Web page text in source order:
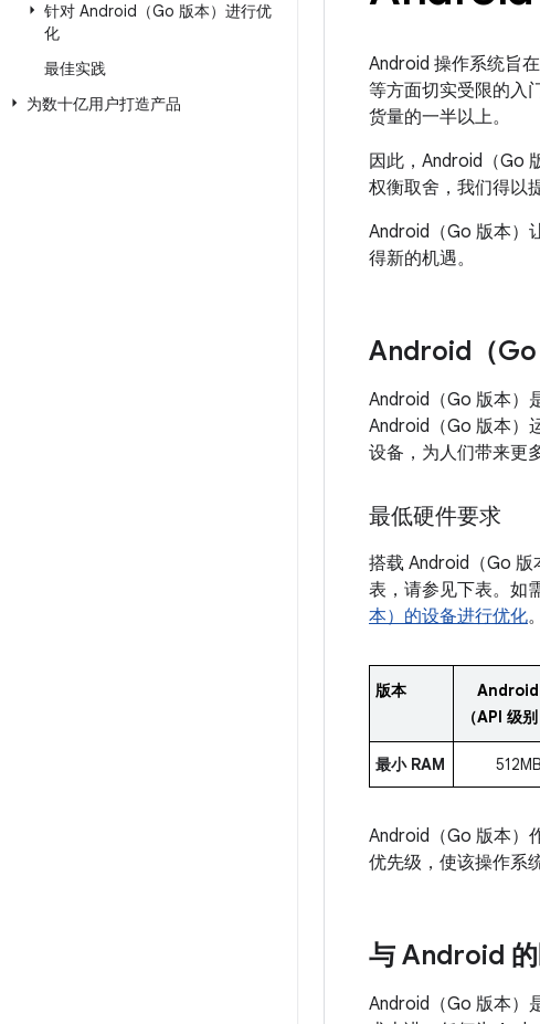
针对 Android（Go 版本）进行优
化
最佳实践
为数十亿用户打造产品
Android 操作系统旨
等方面切实受限的入
货量的一半以上。
因此，Android（Go
权衡取舍，我们得以
Android（Go 版本）
得新的机遇。
Android（Go
Android（Go 版本）
Android（Go 版本）
设备，为人们带来更
最低硬件要求
搭载 Android（Go 版
表，请参见下表。如
本）的设备进行优化。
版本
Android
（API 级
最小 RAM 512MB
Android（Go 版本）
优先级，使该操作系
与 Android
Android（Go 版本）